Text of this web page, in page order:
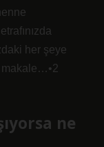
her şeye
makale…•2
ne